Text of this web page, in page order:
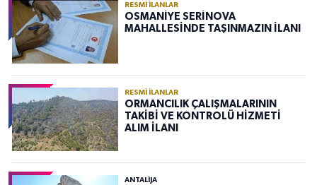
RESMI İLANLAR
OSMANİYE SERİNOVA
MAHALLESİNDE TAŞINMAZIN İLANI
RESMI İLANLAR
ORMANCILIK ÇALIŞMALARININ
TAKİBİ VE KONTROLÜ HİZMETİ
ALIM İLANI
ANTALIJA